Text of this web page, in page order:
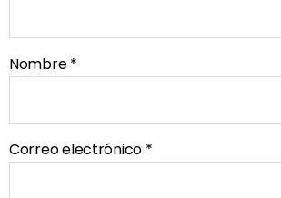
Nombre*
Correo electrónico *